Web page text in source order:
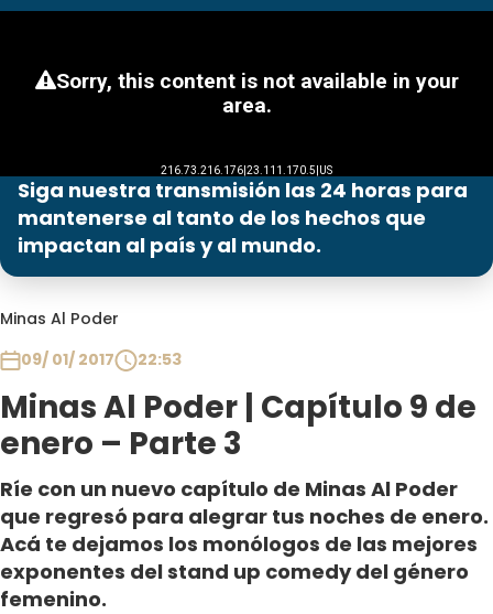
Siga nuestra transmisión las 24 horas para
mantenerse al tanto de los hechos que
impactan al país y al mundo.
Minas Al Poder
09/ 01/ 2017
22:53
Minas Al Poder | Capítulo 9 de
enero – Parte 3
Ríe con un nuevo capítulo de Minas Al Poder
que regresó para alegrar tus noches de enero.
Acá te dejamos los monólogos de las mejores
exponentes del stand up comedy del género
femenino.
Programas
Contigo en Directo
Plan Perfecto
Sabingo
Todos Los Programas